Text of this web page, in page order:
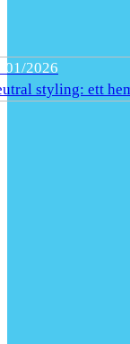
01/2026
styling: ett